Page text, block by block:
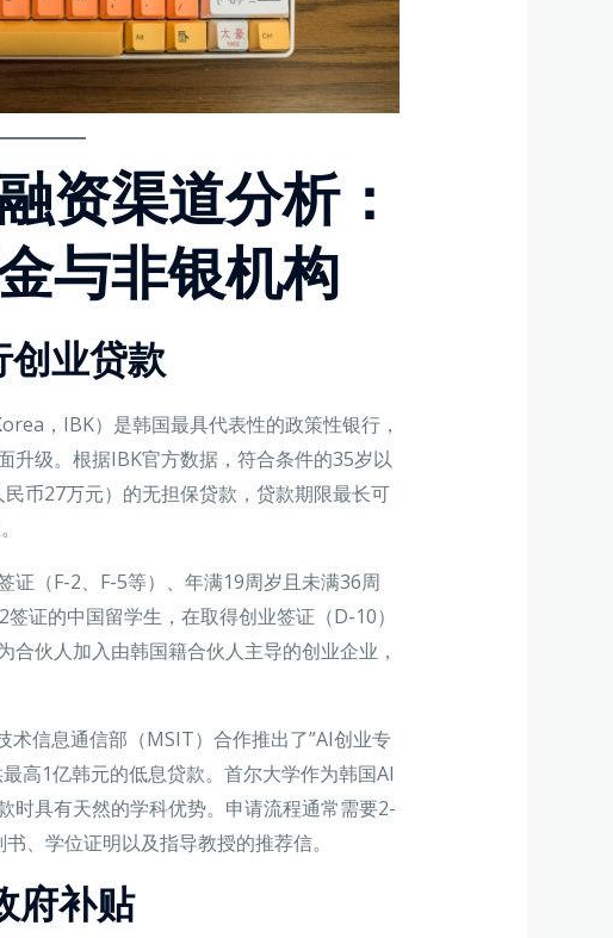
资渠道分析：
与非银机构
创业贷款
，IBK）是韩国最具代表性的政策性银行，
升级。根据IBK官方数据，符合条件的35岁以
币27万元）的无担保贷款，贷款期限最长可
证（F-2、F-5等）、年满19周岁且未满36周
证的中国留学生，在取得创业签证（D-10）
伙人加入由韩国籍合伙人主导的创业企业，
信息通信部（MSIT）合作推出了”AI创业专
高1亿韩元的低息贷款。首尔大学作为韩国AI
时具有天然的学科优势。申请流程通常需要2-
、学位证明以及指导教授的推荐信。
府补贴